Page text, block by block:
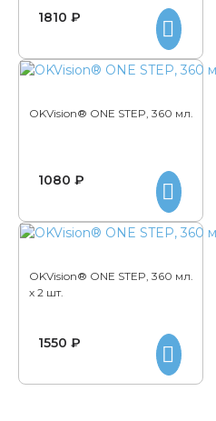
1810 ₽
OKVision® ONE STEP, 360 мл.
1080 ₽
OKVision® ONE STEP, 360 мл.
х 2 шт.
1550 ₽